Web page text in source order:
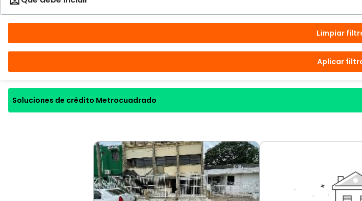
Limpiar
Aplicar
Soluciones de crédito Metrocuadrado